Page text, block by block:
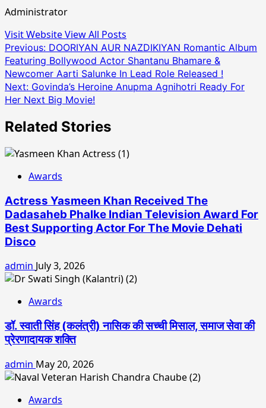
Administrator
Visit WebsiteView All Posts
Post
navigation
Previous: DOORIYAN AUR NAZDIKIYAN Romantic Album
Featuring Bollywood Actor Shantanu Bhamare &
Newcomer Aarti Salunke In Lead Role Released !
Next: Govinda’s Heroine Anupma Agnihotri Ready For
Her Next Big Movie!
Related Stories
Awards
Actress Yasmeen Khan Received The
Dadasaheb Phalke Indian Television Award For
Best Supporting Actor For The Movie Dehati
Disco
admin July 3, 2026
Awards
डॉ. स्वाती सिंह (कलंत्री) नासिक की सच्ची मिसाल, समाज सेवा की
प्रेरणादायक शक्ति
admin May 20, 2026
Awards